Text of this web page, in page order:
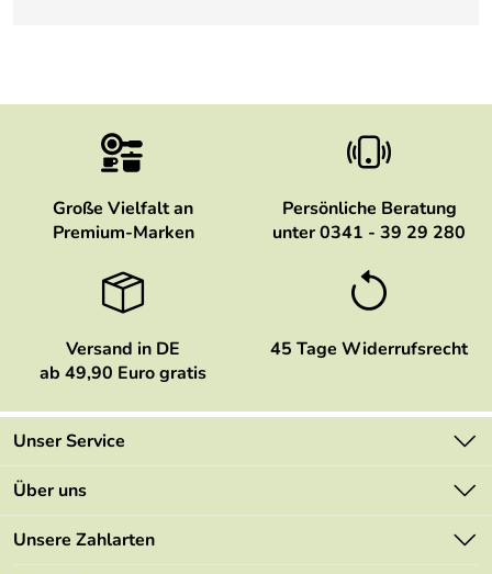
Große Vielfalt an
Premium-Marken
Persönliche Beratung
unter 0341 - 39 29 280
Versand in DE
ab 49,90 Euro gratis
45 Tage Widerrufsrecht
Unser Service
Kontakt
Mehrwertsteuerfrei
Über uns
Marken
Unsere Zahlarten